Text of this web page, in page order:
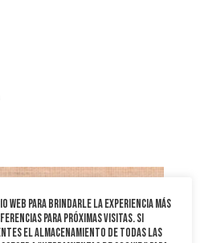
web para brindarle la experiencia más
para próximas visitas. Si
el almacenamiento de todas las